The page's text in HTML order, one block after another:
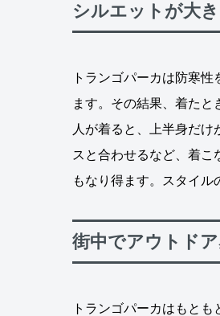
シルエットが大
トランゴパーカは防寒
ます。その結果、着た
人が着ると、上半身だ
スと合わせるなど、着こ
もなり得ます。スタイル
街中でアウトド
トランゴパーカはもと